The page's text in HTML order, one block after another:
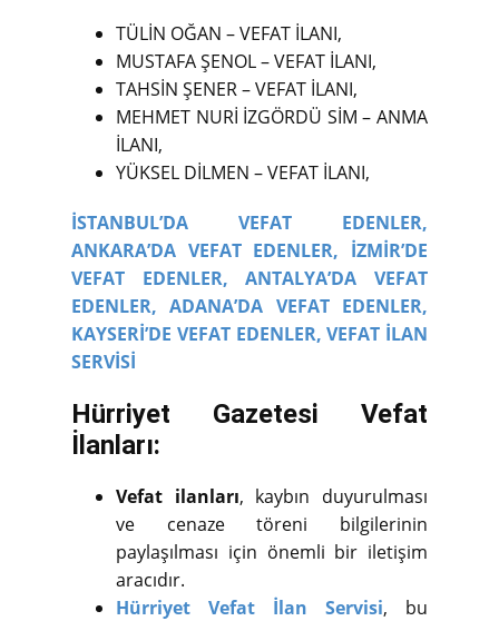
TÜLİN OĞAN – VEFAT İLANI,
MUSTAFA ŞENOL – VEFAT İLANI,
TAHSİN ŞENER – VEFAT İLANI,
MEHMET NURİ İZGÖRDÜ SİM – ANMA
İLANI,
YÜKSEL DİLMEN – VEFAT İLANI,
İSTANBUL’DA VEFAT EDENLER,
ANKARA’DA VEFAT EDENLER, İZMİR’DE
VEFAT EDENLER,
ANTALYA’DA VEFAT
EDENLER, ADANA’DA VEFAT EDENLER,
KAYSERİ’DE VEFAT EDENLER, VEFAT İLAN
SERVİSİ
Hürriyet Gazetesi Vefat
İlanları:
Vefat ilanları, kaybın duyurulması
ve cenaze töreni bilgilerinin
paylaşılması için önemli bir iletişim
aracıdır.
Hürriyet Vefat İlan Servisi, bu